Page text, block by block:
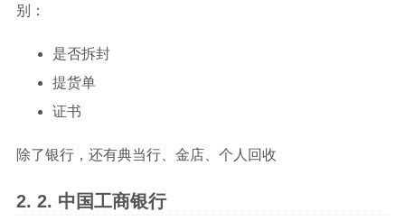
别：
是否拆封
提货单
证书
除了银行，还有典当行、金店、个人回收
中国工商银行